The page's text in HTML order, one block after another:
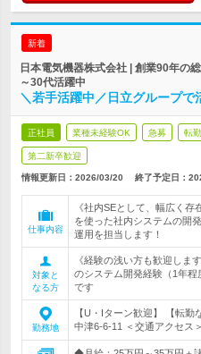
新着
日本電気機器株式会社 | 創業90年の
～30代活躍中
＼若手活躍中／日立グループ
正社員 業種未経験OK 急募 転
第二新卒歓迎
情報更新日：2026/03/20 終了予定日：
仕事内容
《社内SEとして、幅広く
を使った社内システムの開
運用を担当します！
対象と
なる方
《経験の浅い方も歓迎しま
のシステム開発経験（1年
です
勤務地
【U・Iターン歓迎】 【転
中津6-6-11 ＜交通アクセス